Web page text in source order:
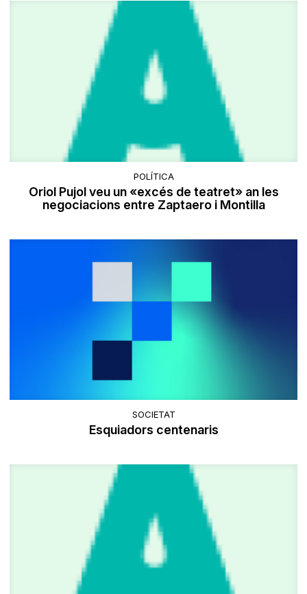
POLÍTICA
Oriol Pujol veu un «excés de teatret» an les
negociacions entre Zaptaero i Montilla
SOCIETAT
Esquiadors centenaris